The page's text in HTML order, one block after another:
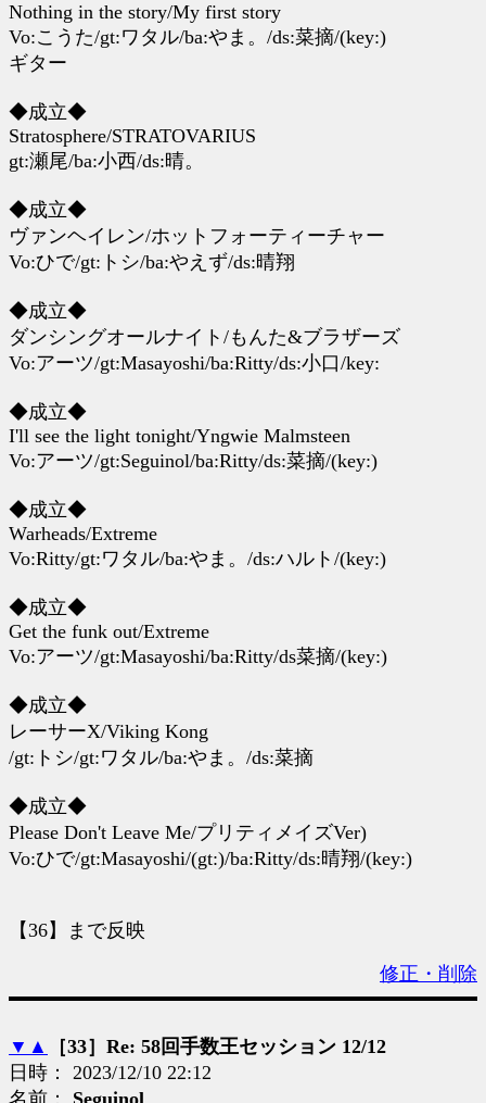
Nothing in the story/My first story
Vo:こうた/gt:ワタル/ba:やま。/ds:菜摘/(key:)
ギター
◆成立◆
Stratosphere/STRATOVARIUS
gt:瀬尾/ba:小西/ds:晴。
◆成立◆
ヴァンヘイレン/ホットフォーティーチャー
Vo:ひで/gt:トシ/ba:やえず/ds:晴翔
◆成立◆
ダンシングオールナイト/もんた&ブラザーズ
Vo:アーツ/gt:Masayoshi/ba:Ritty/ds:小口/key:
◆成立◆
I'll see the light tonight/Yngwie Malmsteen
Vo:アーツ/gt:Seguinol/ba:Ritty/ds:菜摘/(key:)
◆成立◆
Warheads/Extreme
Vo:Ritty/gt:ワタル/ba:やま。/ds:ハルト/(key:)
◆成立◆
Get the funk out/Extreme
Vo:アーツ/gt:Masayoshi/ba:Ritty/ds菜摘/(key:)
◆成立◆
レーサーX/Viking Kong
/gt:トシ/gt:ワタル/ba:やま。/ds:菜摘
◆成立◆
Please Don't Leave Me/プリティメイズVer)
Vo:ひで/gt:Masayoshi/(gt:)/ba:Ritty/ds:晴翔/(key:)
【36】まで反映
修正・削除
▼ ▲
［33］Re: 58回手数王セッション 12/12
日時： 2023/12/10 22:12
名前： Seguinol